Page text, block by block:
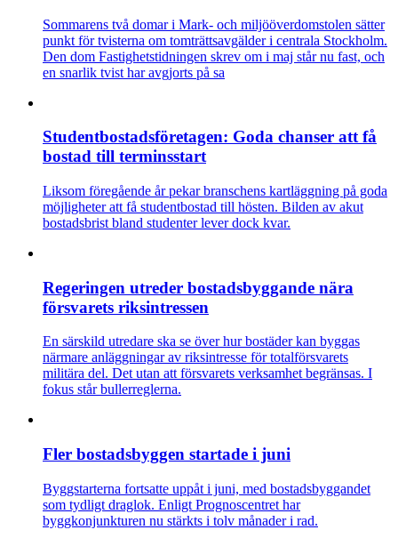
Sommarens två domar i Mark- och miljööverdomstolen sätter
punkt för tvisterna om tomträttsavgälder i centrala Stockholm.
Den dom Fastighetstidningen skrev om i maj står nu fast, och
en snarlik tvist har avgjorts på sa
Studentbostadsföretagen: Goda chanser att få
bostad till terminsstart
Liksom föregående år pekar branschens kartläggning på goda
möjligheter att få studentbostad till hösten. Bilden av akut
bostadsbrist bland studenter lever dock kvar.
Regeringen utreder bostadsbyggande nära
försvarets riksintressen
En särskild utredare ska se över hur bostäder kan byggas
närmare anläggningar av riksintresse för totalförsvarets
militära del. Det utan att försvarets verksamhet begränsas. I
fokus står bullerreglerna.
Fler bostadsbyggen startade i juni
Byggstarterna fortsatte uppåt i juni, med bostadsbyggandet
som tydligt draglok. Enligt Prognoscentret har
byggkonjunkturen nu stärkts i tolv månader i rad.